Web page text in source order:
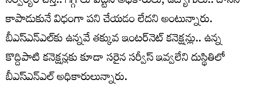
కాపాడుకునే విధంగా పని చేయడం లేదని అంటున్నారు.
బీఎస్ఎన్ఎల్‌కు ఉన్న‌వే త‌క్కువ ఇంటర్‌నెట్‌ క‌నెక్ష‌న్లు.. ఉన్న
కొద్దిపాటి క‌నెక్ష‌న్ల‌కు కూడా సరైన స‌ర్వీస్ ఇవ్వ‌లేని దుస్థితిలో
బీఎస్ఎన్ఎల్‌ అధికారులున్నారు.